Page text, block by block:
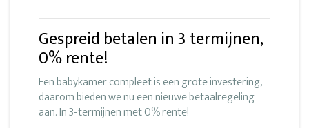
Gespreid betalen in 3 termijnen,
0% rente!
Een babykamer compleet is een grote investering,
daarom bieden we nu een nieuwe betaalregeling
aan. In 3-termijnen met 0% rente!